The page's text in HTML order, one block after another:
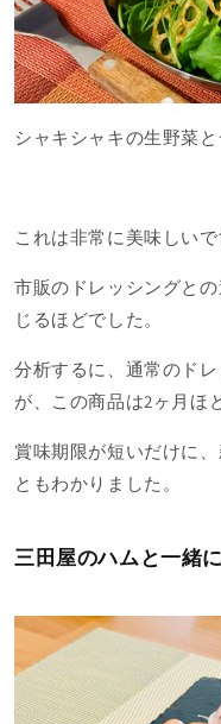
シャキシャキの生野菜と
これは非常に美味しい
市販のドレッシングと
じるほどでした。
分析するに、通常のド
が、この商品は2ヶ月ほど
賞味期限が短いだけに
ともわかりました。
三田屋のハムと一緒に